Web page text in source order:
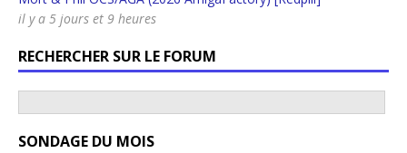
il y a 5 jours et 9 heures
RECHERCHER SUR LE FORUM
SONDAGE DU MOIS